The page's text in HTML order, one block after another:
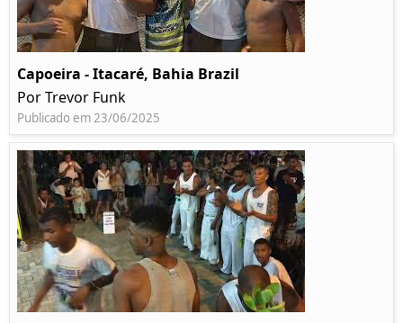
Capoeira - Itacaré, Bahia Brazil
Por Trevor Funk
Publicado em 23/06/2025